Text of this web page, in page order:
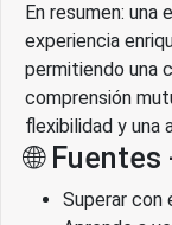
En resumen:
experiencia
permitiendo una
comprensión
flexibilidad y una
🌐
Superar con